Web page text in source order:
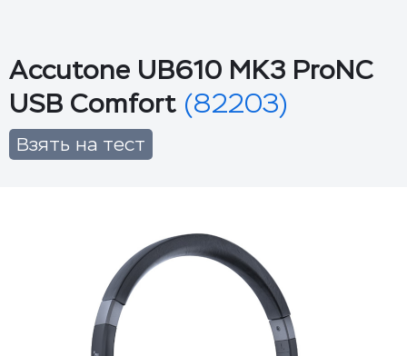
Accutone UB610 MK3 ProNC
USB Comfort (82203)
Взять на тест